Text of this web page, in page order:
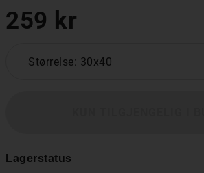
259 kr
Størrelse: 30x40
Lagerstatus